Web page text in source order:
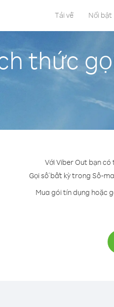
Tải về Nổi bật
thức
Với Viber Out bạn
Gọi số bất kỳ trong Sô-
Mua gói tín dụng hoặc